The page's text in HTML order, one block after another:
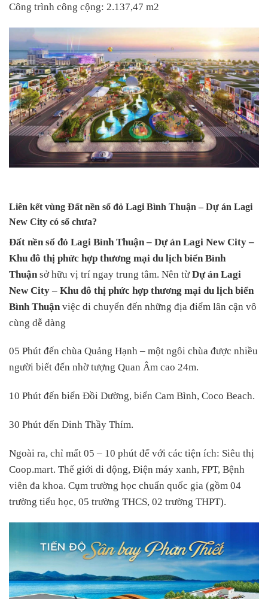
Công trình công cộng: 2.137,47 m2
Liên kết vùng Đất nền sổ đỏ Lagi Bình Thuận – Dự án Lagi
New City có sổ chưa?
Đất nền sổ đỏ Lagi Bình Thuận – Dự án Lagi New City –
Khu đô thị phức hợp thương mại du lịch biển Bình
Thuận sở hữu vị trí ngay trung tâm. Nên từDự án Lagi
New City – Khu đô thị phức hợp thương mại du lịch biển
Bình Thuận việc di chuyển đến những địa điểm lân cận vô
cùng dễ dàng
05 Phút đến chùa Quảng Hạnh – một ngôi chùa được nhiều
người biết đến nhờ tượng Quan Âm cao 24m.
10 Phút đến biển Đồi Dường, biển Cam Bình, Coco Beach.
30 Phút đến Dinh Thầy Thím.
Ngoài ra, chỉ mất 05 – 10 phút để với các tiện ích: Siêu thị
Coop.mart. Thế giới di động, Điện máy xanh, FPT, Bệnh
viên đa khoa. Cụm trường học chuẩn quốc gia (gồm 04
trường tiểu học, 05 trường THCS, 02 trường THPT).